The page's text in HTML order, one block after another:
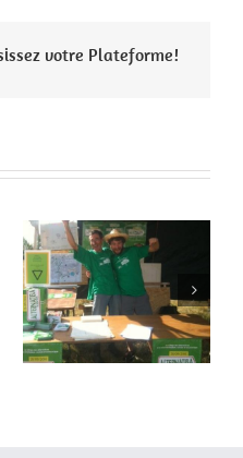
votre Plateforme!
Paris 4